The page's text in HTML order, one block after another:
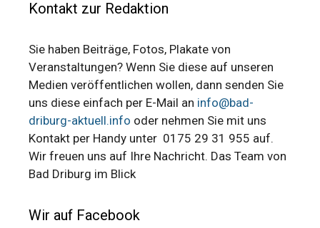
Kontakt zur Redaktion
Sie haben Beiträge, Fotos, Plakate von
Veranstaltungen? Wenn Sie diese auf unseren
Medien veröffentlichen wollen, dann senden Sie
uns diese einfach per E-Mail an info@bad-
driburg-aktuell.info oder nehmen Sie mit uns
Kontakt per Handy unter 0175 29 31 955 auf.
Wir freuen uns auf Ihre Nachricht. Das Team von
Bad Driburg im Blick
Wir auf Facebook